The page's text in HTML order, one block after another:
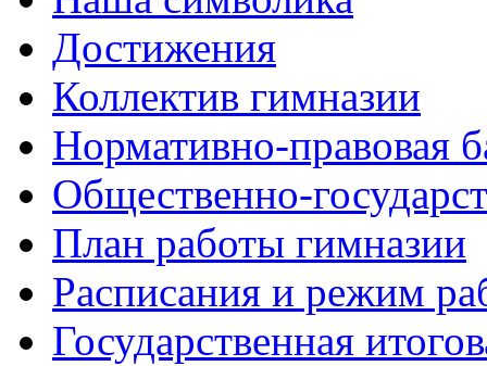
Достижения
Коллектив гимназии
Нормативно-правовая
Общественно-
План работы гимназии
Расписания и режим
Государственная